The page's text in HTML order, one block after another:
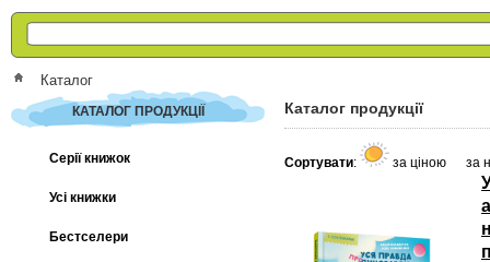
Каталог
КАТАЛОГ ПРОДУКЦІЇ
Серії книжок
Усі книжки
Бестселери
Каталог продукції
Сортувати: за ціною за